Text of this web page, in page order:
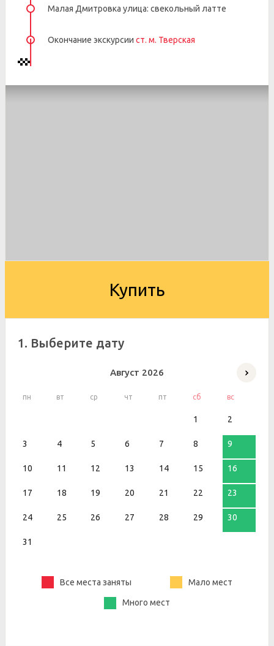
Малая Дмитровка улица: свекольный латте
Окончание экскурсии ст. м. Тверская
Купить
1. Выберите дату
Август 2026
пн вт ср чт пт сб вс
1 2
3 4 5 6 7 8 9
10 11 12 13 14 15 16
17 18 19 20 21 22 23
24 25 26 27 28 29 30
31
Все места заняты Мало мест
Много мест